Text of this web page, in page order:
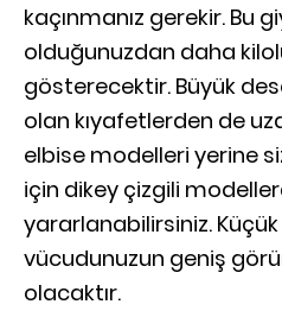
kaçınmanız gerekir. Bu
olduğunuzdan daha
gösterecektir. Büyük
olan kıyafetlerden de
elbise modelleri yerine
için dikey çizgili
yararlanabilirsiniz.
vücudunuzun geniş
olacaktır.